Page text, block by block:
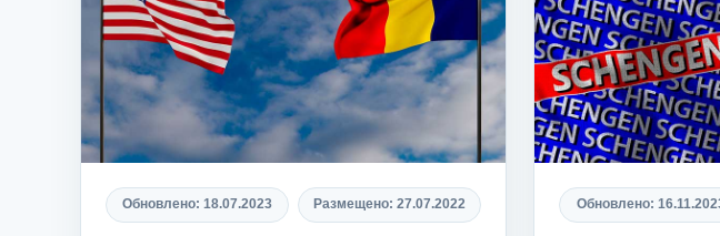
Обновлено: 18.07.2023 Размещено: 27.07.2022 Обновлено: